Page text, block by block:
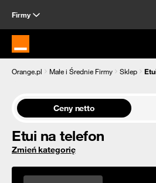
Firmy
Strona główna Orange.pl
Orange.pl Małe i Średnie Firmy Sklep
Ceny netto
Etui na telefon
Zmień kategorię